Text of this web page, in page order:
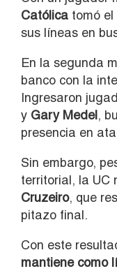
Católica tomó
sus líneas en
En la segunda
banco con la
Ingresaron
y Gary Medel,
presencia en
Sin embargo,
territorial, la UC
Cruzeiro, que
pitazo final.
Con este
mantiene como